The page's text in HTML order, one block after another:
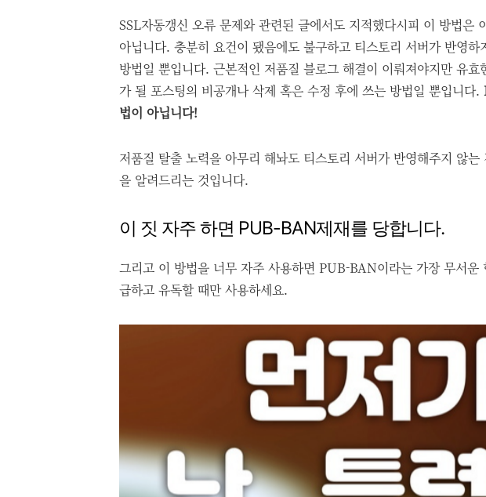
SSL자동갱신 오류 문제와 관련된 글에서도 지적했다시피 이 방법은
아닙니다. 충분히 요건이 됐음에도 불구하고 티스토리 서버가 반영
방법일 뿐입니다. 근본적인 저품질 블로그 해결이 이뤄져야지만 유
가 될 포스팅의 비공개나 삭제 혹은 수정 후에 쓰는 방법일 뿐입니다.
법이 아닙니다!
저품질 탈출 노력을 아무리 해놔도 티스토리 서버가 반영해주지 않
을 알려드리는 것입니다.
이 짓 자주 하면 PUB-BAN제재를 당합니다.
그리고 이 방법을 너무 자주 사용하면 PUB-BAN이라는 가장 무서운
급하고 유독할 때만 사용하세요.